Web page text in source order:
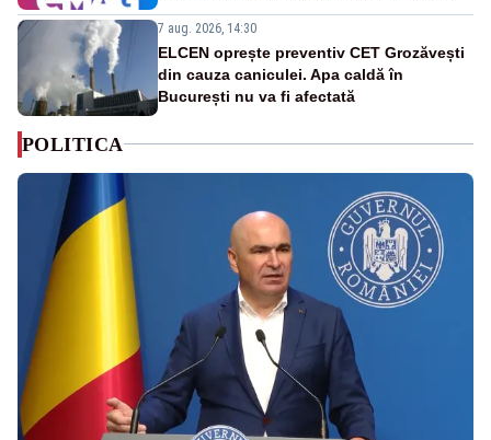
7 aug. 2026, 14:30
ELCEN oprește preventiv CET Grozăvești
din cauza caniculei. Apa caldă în
București nu va fi afectată
POLITICA